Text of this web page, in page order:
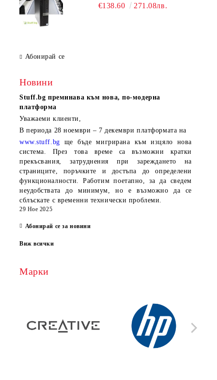
€138.60 271.08лв.
Абонирай се
Новини
Stuff.bg преминава към нова, по-модерна
платформа
Уважаеми клиенти,
В периода 28 ноември – 7 декември платформата на
www.stuff.bg ще бъде мигрирана към изцяло нова
система. През това време са възможни кратки
прекъсвания, затруднения при зареждането на
страниците, поръчките и достъпа до определени
функционалности. Работим поетапно, за да сведем
неудобствата до минимум, но е възможно да се
сблъскате с временни технически проблеми.
29 Ное 2025
Абонирай се за новини
Виж всички
Марки